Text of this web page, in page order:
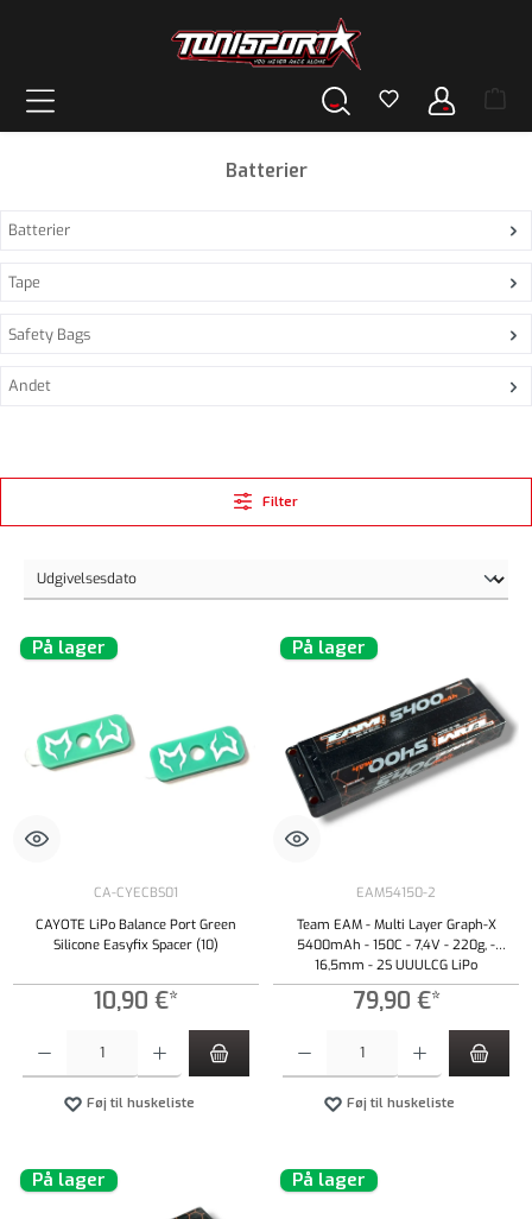
Batterier
Batterier
Tape
Safety Bags
Andet
Filter
På lager
CA-CYECBS01
CAYOTE LiPo Balance Port Green
Silicone Easyfix Spacer (10)
10,90 €*
Føj til huskeliste
På lager
EAM54150-2
Team EAM - Multi Layer Graph-X
5400mAh - 150C - 7,4V - 220g, -
16,5mm - 2S UUULCG LiPo
79,90 €*
Føj til huskeliste
På lager På lager